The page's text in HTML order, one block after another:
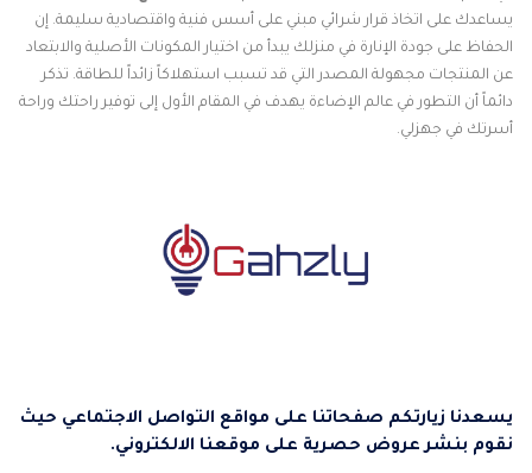
يساعدك على اتخاذ قرار شرائي مبني على أسس فنية واقتصادية سليمة. إن
الحفاظ على جودة الإنارة في منزلك يبدأ من اختيار المكونات الأصلية والابتعاد
عن المنتجات مجهولة المصدر التي قد تسبب استهلاكاً زائداً للطاقة. تذكر
دائماً أن التطور في عالم الإضاءة يهدف في المقام الأول إلى توفير راحتك وراحة
أسرتك في جهزلي.
يسعدنا زيارتكم صفحاتنا على مواقع التواصل الاجتماعي حيث
نقوم بنشر عروض حصرية على موقعنا الالكتروني.